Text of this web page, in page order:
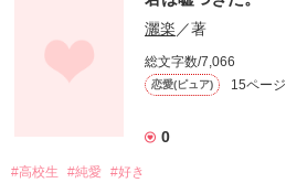
灑楽 ／著
総文字数/7,066
恋愛(ピュア) 15ページ
0
#高校生 #純愛 #好き